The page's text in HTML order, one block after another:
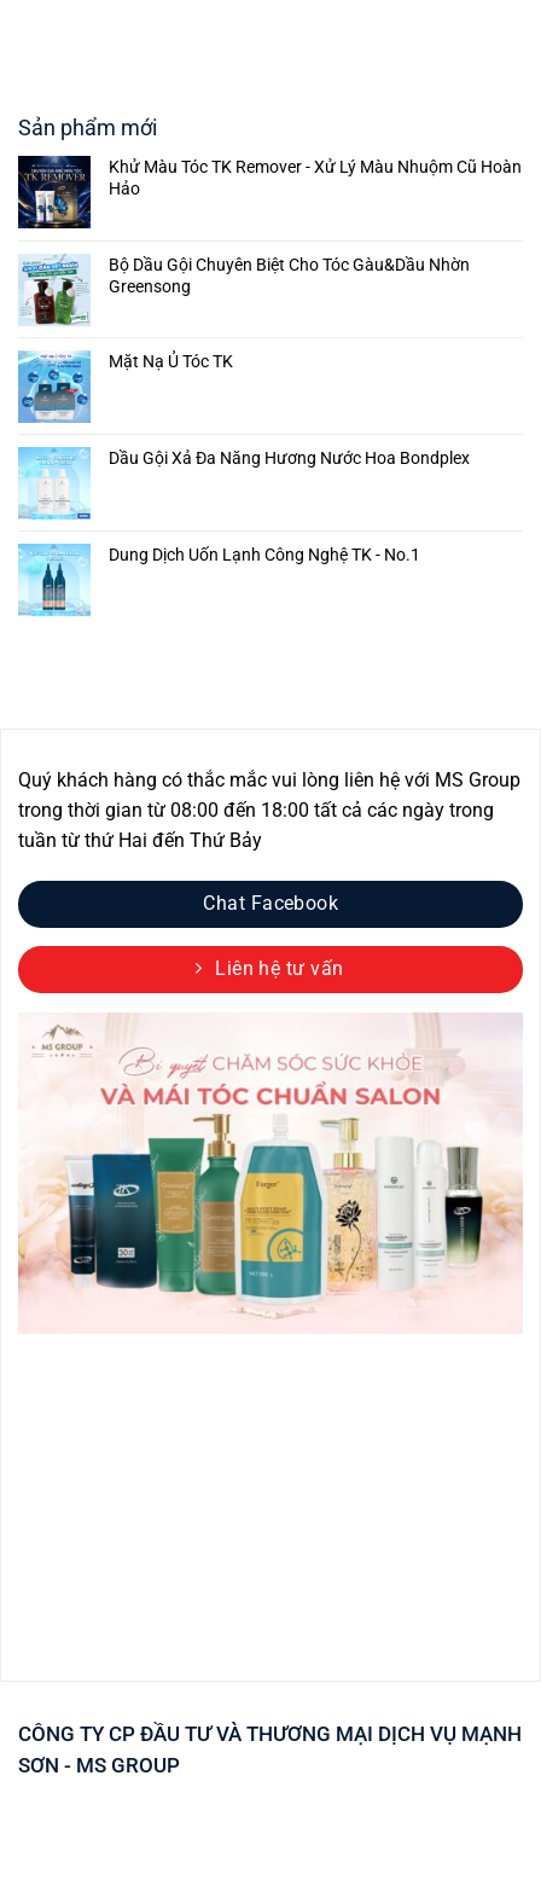
Sản phẩm mới
Khử Màu Tóc TK Remover - Xử Lý Màu Nhuộm Cũ Hoàn
Hảo
Bộ Dầu Gội Chuyên Biệt Cho Tóc Gàu&Dầu Nhờn
Greensong
Mặt Nạ Ủ Tóc TK
Dầu Gội Xả Đa Năng Hương Nước Hoa Bondplex
Dung Dịch Uốn Lạnh Công Nghệ TK - No.1
Quý khách hàng có thắc mắc vui lòng liên hệ với MS Group
trong thời gian từ 08:00 đến 18:00 tất cả các ngày trong
tuần từ thứ Hai đến Thứ Bảy
Chat Facebook
Liên hệ tư vấn
CÔNG TY CP ĐẦU TƯ VÀ THƯƠNG MẠI DỊCH VỤ MẠNH
SƠN - MS GROUP